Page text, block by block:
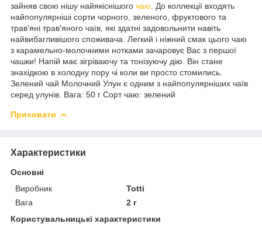
зайняв свою нішу найякіснішого чаю . До коллекції входять
найпопулярніші сорти чорного, зеленого, фруктового та
трав'яні трав'яного чаїв, які здатні задовольнити навіть
найвибагливішого споживача. Легкий і ніжний смак цього чаю
з карамельно-молочними нотками зачаровує Вас з першої
чашки! Напій має зігріваючу та тонізуючу дію. Він стане
знахідкою в холодну пору чі коли ви просто стомились.
Зелений чай Молочний Улун є одним з найпопулярніших чаїв
серед улунів. Вага: 50 г Сорт чаю: зелений
Приховати
Характеристики
Основні
Виробник
Totti
Вага
2 г
Користувальницькі характеристики